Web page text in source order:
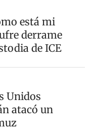
está mi
derrame
de ICE
Unidos
atacó un